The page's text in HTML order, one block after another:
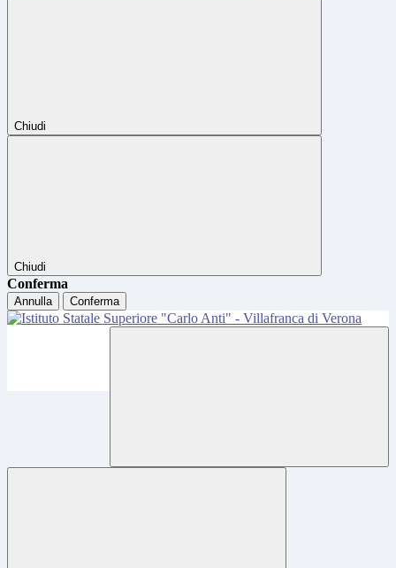
Chiudi
Chiudi
Conferma
Annulla Conferma